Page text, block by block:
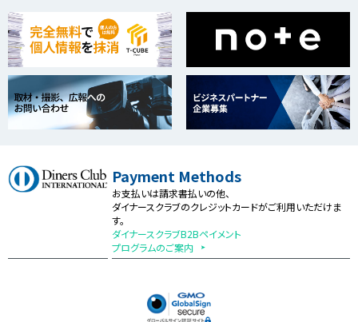
Payment Methods
お支払いは請求書払いの他、
ダイナースクラブのクレジットカードがご利用いただけま
す。
ダイナースクラブB2Bペイメント
プログラムのご案内